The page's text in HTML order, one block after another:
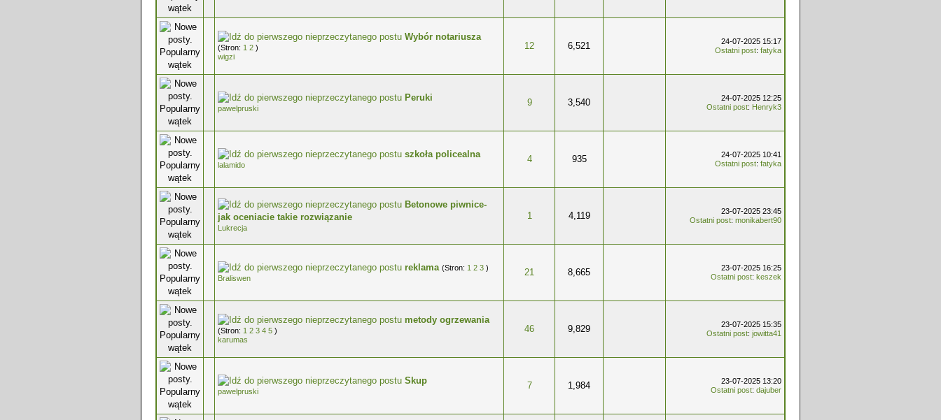
Wybór notariusza
(Stron: 1 2 )
wigzi
12 6,521
0 głosów - średnia ocena: 0 na 5 gwiazdek
24-07-2025 15:17
Ostatni post: fatyka
Peruki
pawelpruski
9 3,540
0 głosów - średnia ocena: 0 na 5 gwiazdek
24-07-2025 12:25
Ostatni post: Henryk3
szkoła policealna
lalamido
4 935
0 głosów - średnia ocena: 0 na 5 gwiazdek
24-07-2025 10:41
Ostatni post: fatyka
Betonowe piwnice-
jak oceniacie takie rozwiązanie
Lukrecja
1 4,119
0 głosów - średnia ocena: 0 na 5 gwiazdek
23-07-2025 23:45
Ostatni post: monikabert90
reklama (Stron: 1 2 3 )
Braliswen
21 8,665
0 głosów - średnia ocena: 0 na 5 gwiazdek
23-07-2025 16:25
Ostatni post: keszek
metody ogrzewania
(Stron: 1 2 3 4 5 )
karumas
46 9,829
0 głosów - średnia ocena: 0 na 5 gwiazdek
23-07-2025 15:35
Ostatni post: jowitta41
Skup
pawelpruski
7 1,984
0 głosów - średnia ocena: 0 na 5 gwiazdek
23-07-2025 13:20
Ostatni post: dajuber